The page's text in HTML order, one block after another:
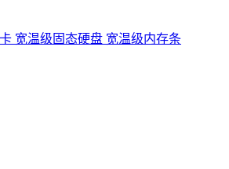
宽温级固态硬盘 宽温级内存条